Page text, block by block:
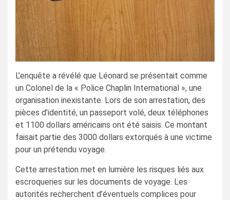
L’enquête a révélé que Léonard se présentait comme
un Colonel de la « Police Chaplin International », une
organisation inexistante. Lors de son arrestation, des
pièces d’identité, un passeport volé, deux téléphones
et 1100 dollars américains ont été saisis. Ce montant
faisait partie des 3000 dollars extorqués à une victime
pour un prétendu voyage.
Cette arrestation met en lumière les risques liés aux
escroqueries sur les documents de voyage. Les
autorités recherchent d’éventuels complices pour